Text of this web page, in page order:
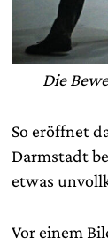
Die
So eröffnet
Darmstadt
etwas
Vor einem